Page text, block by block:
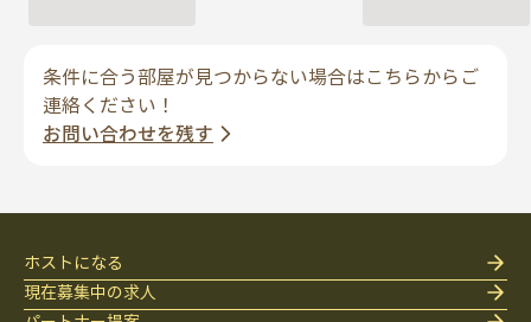
条件に合う部屋が見つからない場合はこちらからご
連絡ください！
お問い合わせを残す
ホストになる
現在募集中の求人